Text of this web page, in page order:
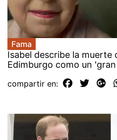
Fama
Isabel describe la muerte
Edimburgo como un
compartir en: